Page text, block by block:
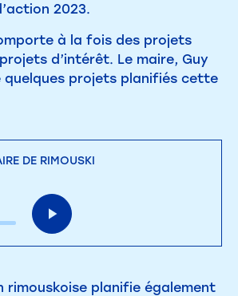
2023.
à la fois des projets
d’intérêt. Le maire, Guy
quelques projets planifiés cette
DE RIMOUSKI
rimouskoise planifie également